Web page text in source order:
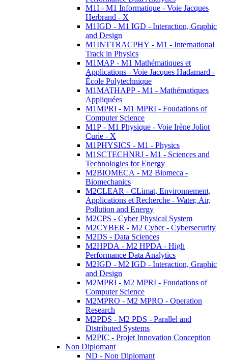
M1I - M1 Informatique - Voie Jacques
Herbrand - X
M1IGD - M1 IGD - Interaction, Graphic
and Design
M1INTTRACPHY - M1 - International
Track in Physics
M1MAP - M1 Mathématiques et
Applications - Voie Jacques Hadamard -
École Polytechnique
M1MATHAPP - M1 - Mathématiques
Appliquées
M1MPRI - M1 MPRI - Foudations of
Computer Science
M1P - M1 Physique - Voie Irène Joliot
Curie - X
M1PHYSICS - M1 - Physics
M1SCTECHNRJ - M1 - Sciences and
Technologies for Energy
M2BIOMECA - M2 Biomeca -
Biomechanics
M2CLEAR - CLimat, Environnement,
Applications et Recherche - Water, Air,
Pollution and Energy
M2CPS - Cyber Physical System
M2CYBER - M2 Cyber - Cybersecurity
M2DS - Data Sciences
M2HPDA - M2 HPDA - High
Performance Data Analytics
M2IGD - M2 IGD - Interaction, Graphic
and Design
M2MPRI - M2 MPRI - Foudations of
Computer Science
M2MPRO - M2 MPRO - Operation
Research
M2PDS - M2 PDS - Parallel and
Distributed Systems
M2PIC - Projet Innovation Conception
Non Diplomant
ND - Non Diplomant